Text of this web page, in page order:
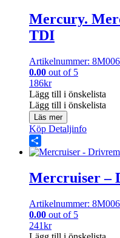
Mercury.
TDI
Artikelnummer:
0.00 out of 5
186kr
Lägg till i önskelista
Lägg till i önskelista
Läs mer
Köp Detaljinfo
Share
Mercruiser –
Artikelnummer:
0.00 out of 5
241kr